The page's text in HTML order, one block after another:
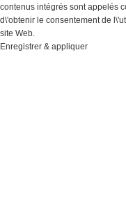
contenus intégrés sont appelés
d\'obtenir le consentement de
site Web.
Enregistrer & appliquer